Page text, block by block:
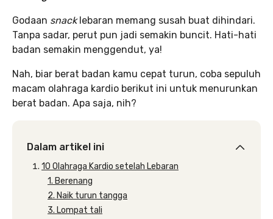
Godaan snacklebaran memang susah buat dihindari.
Tanpa sadar, perut pun jadi semakin buncit. Hati-hati
badan semakin menggendut, ya!
Nah, biar berat badan kamu cepat turun, coba sepuluh
macam olahraga kardio berikut ini untuk menurunkan
berat badan. Apa saja, nih?
Dalam artikel ini
10 Olahraga Kardio setelah Lebaran
1. Berenang
2. Naik turun tangga
3. Lompat tali